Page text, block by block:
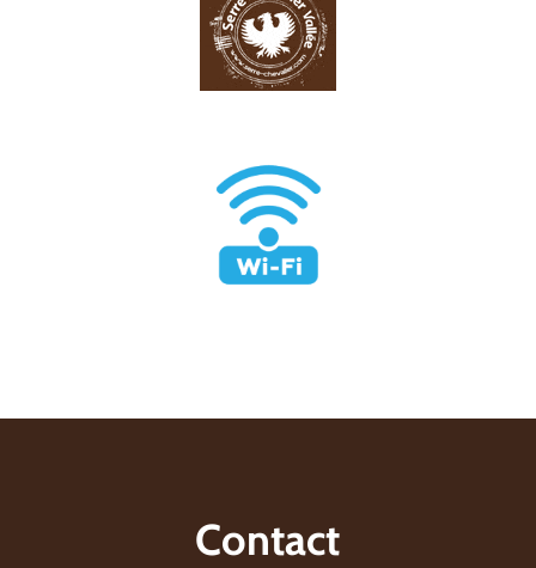
Contact